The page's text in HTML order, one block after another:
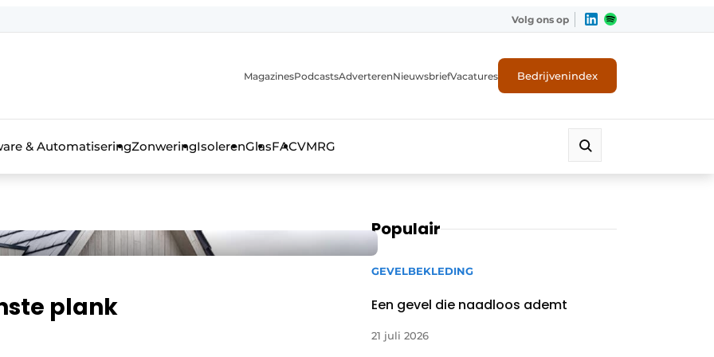
glas & daken
Volg ons op
MagazinesPodcastsAdverterenNieuwsbriefVacatures Bedrijvenindex
& AutomatiseringZonweringIsolerenGlasFACVMRG
plank
Populair
GEVELBEKLEDING
Een gevel die naadloos ademt
21 juli 2026